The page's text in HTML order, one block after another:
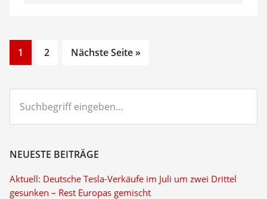
Go
to
1
Go
2 Nächste Seite »
eingeben...
NEUESTE BEITRÄGE
Aktuell: Deutsche Tesla-Verkäufe im Juli um zwei Drittel
gesunken – Rest Europas gemischt